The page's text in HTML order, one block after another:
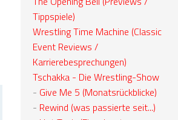
Tippspiele)
Wrestling Time Machine (Classic
Event Reviews /
Karrierebesprechungen)
Tschakka - Die Wrestling-Show
- Give Me 5 (Monatsrückblicke)
- Rewind (was passierte seit...)